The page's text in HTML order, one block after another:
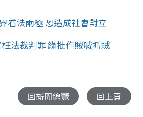
看法兩極 恐造成社會對立
法裁判罪 綠批作賊喊抓賊
回新聞總覽 回上頁